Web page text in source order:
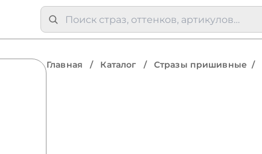
Главная / Каталог / Стразы пришивные /